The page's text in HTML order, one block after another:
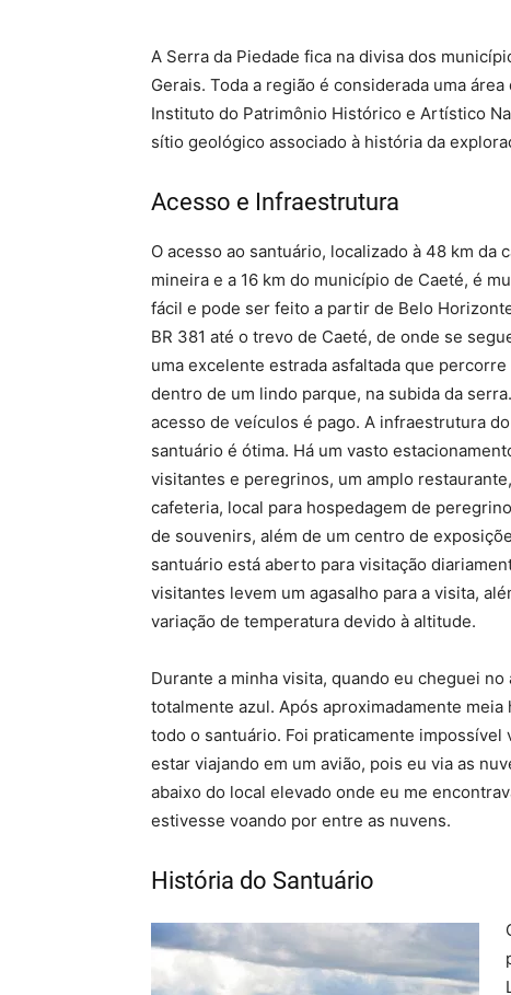
A Serra da Piedade fica na divisa dos
Gerais. Toda a região é considerada uma
Instituto do Patrimônio Histórico e Artístico
sítio geológico associado à história da
Acesso e Infraestrutura
O acesso ao santuário, localizado à 48 km da
mineira e a 16 km do município de Caeté, é
fácil e pode ser feito a partir de Belo
BR 381 até o trevo de Caeté, de onde se
uma excelente estrada asfaltada que percorre
dentro de um lindo parque, na subida da
acesso de veículos é pago. A infraestrutura do
santuário é ótima. Há um vasto
visitantes e peregrinos, um amplo restaurante,
cafeteria, local para hospedagem de
de souvenirs, além de um centro de
santuário está aberto para visitação
visitantes levem um agasalho para a visita,
variação de temperatura devido à altitude.
Durante a minha visita, quando eu cheguei
totalmente azul. Após aproximadamente
todo o santuário. Foi praticamente impossível
estar viajando em um avião, pois eu via as
abaixo do local elevado onde eu me
estivesse voando por entre as nuvens.
História do Santuário